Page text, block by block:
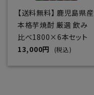
【送料無料】 鹿児島県産
本格芋焼酎 厳選 飲み
比べ1800×6本セット
13,000円
(税込)